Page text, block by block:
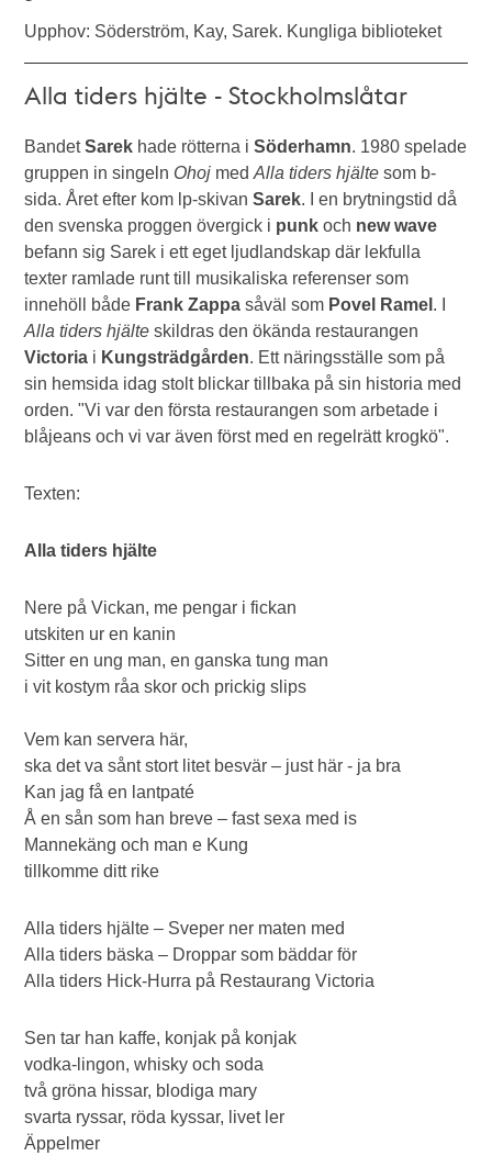
Upphov: Söderström, Kay, Sarek. Kungliga biblioteket
Alla tiders hjälte - Stockholmslåtar
BandetSarek hade rötterna iSöderhamn. 1980 spelade
gruppen in singeln Ohoj medAlla tiders hjälte som b-
sida. Året efter kom lp-skivanSarek. I en brytningstid då
den svenska proggen övergick i punk och new wave
befann sig Sarek i ett eget ljudlandskap där lekfulla
texter ramlade runt till musikaliska referenser som
innehöll både Frank Zappa såväl som Povel Ramel . I
Alla tiders hjälte skildras den ökända restaurangen
Victoria i Kungsträdgården. Ett näringsställe som på
sin hemsida idag stolt blickar tillbaka på sin historia med
orden. "Vi var den första restaurangen som arbetade i
blåjeans och vi var även först med en regelrätt krogkö".
Texten:
Alla tiders hjälte
Nere på Vickan, me pengar i fickan
utskiten ur en kanin
Sitter en ung man, en ganska tung man
i vit kostym råa skor och prickig slips
Vem kan servera här,
ska det va sånt stort litet besvär – just här - ja bra
Kan jag få en lantpaté
Å en sån som han breve – fast sexa med is
Mannekäng och man e Kung
tillkomme ditt rike
Alla tiders hjälte – Sveper ner maten med
Alla tiders bäska – Droppar som bäddar för
Alla tiders Hick-Hurra på Restaurang Victoria
Sen tar han kaffe, konjak på konjak
vodka-lingon, whisky och soda
två gröna hissar, blodiga mary
svarta ryssar, röda kyssar, livet ler
Äppelmer